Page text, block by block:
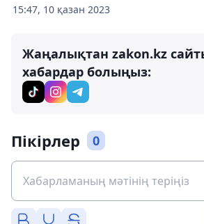
15:47, 10 қазан 2023
Жаңалықтан zakon.kz
хабардар болыңыз:
Пікірлер 0